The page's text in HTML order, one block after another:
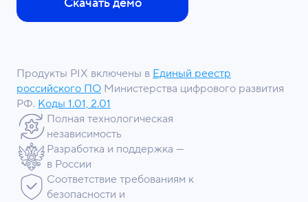
Продукты PIX включены в Единый реестр
российского ПО Министерства цифрового развития
РФ. Коды 1.01, 2.01
Полная технологическая
независимость
Разработка и поддержка —
в России
Соответствие требованиям к
безопасности и